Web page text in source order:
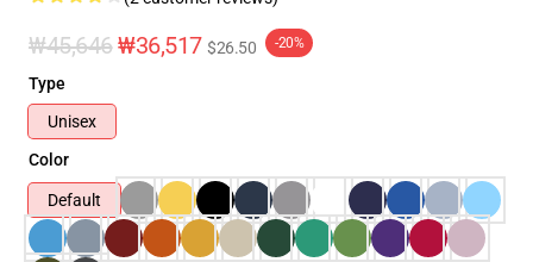
₩45,646₩36,517 $26.50 -20%
Type
Unisex
Color
Default